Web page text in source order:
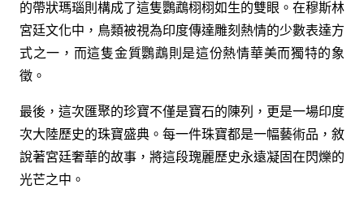
的帶狀瑪瑙則構成了這隻鸚鵡栩栩如生的雙眼。在穆斯林
宮廷文化中，鳥類被視為印度傳達雕刻熱情的少數表達方
式之一，而這隻金質鸚鵡則是這份熱情華美而獨特的象
徵。
最後，這次匯聚的珍寶不僅是寶石的陳列，更是一場印度
次大陸歷史的珠寶盛典。每一件珠寶都是一幅藝術品，敘
說著宮廷奢華的故事，將這段瑰麗歷史永遠凝固在閃爍的
光芒之中。